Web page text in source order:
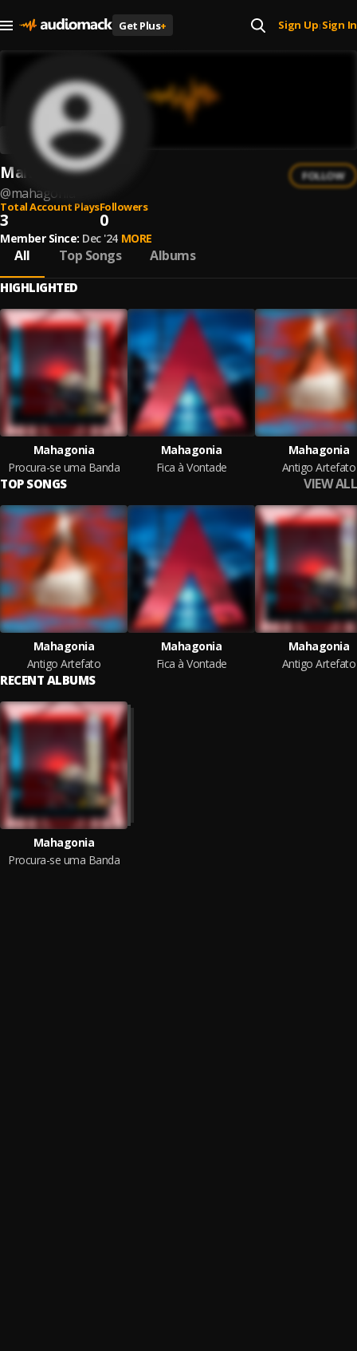
Get Plus+ Sign Up| Sign In
Mahagonia
@mahagonia
FOLLOW
Total Account Plays
3
Followers
0
Member Since: Dec '24 MORE
All Top Songs Albums
HIGHLIGHTED
Mahagonia
Procura-se uma Banda
Mahagonia
Fica à Vontade
Mahagonia
Antigo Artefato
TOP SONGS VIEW ALL
Mahagonia
Antigo Artefato
Mahagonia
Fica à Vontade
Mahagonia
Antigo Artefato
RECENT ALBUMS
Mahagonia
Procura-se uma Banda